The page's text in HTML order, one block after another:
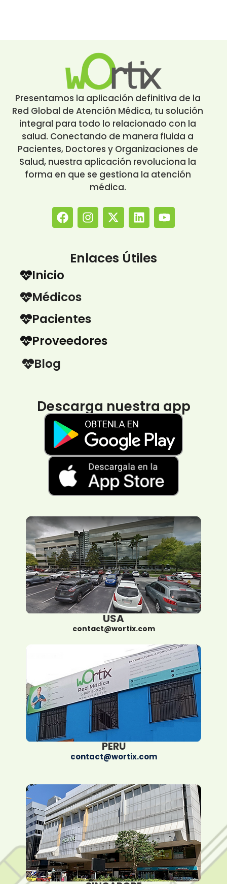
Presentamos la aplicación definitiva de la
Red Global de Atención Médica, tu solución
integral para todo lo relacionado con la
salud. Conectando de manera fluida a
Pacientes, Doctores y Organizaciones de
Salud, nuestra aplicación revoluciona la
forma en que se gestiona la atención
médica.
Enlaces Útiles
Inicio
Médicos
Pacientes
Proveedores
Blog
Descarga nuestra app
USA
contact@wortix.com
PERU
contact@wortix.com